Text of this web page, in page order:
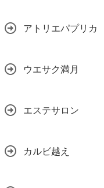
アトリエパプリカ
ウエサク満月
エステサロン
カルビ越え